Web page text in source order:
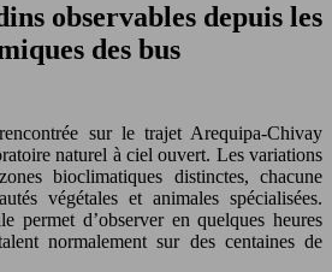
observables depuis les
des bus
sur le trajet Arequipa-Chivay
naturel à ciel ouvert. Les variations
bioclimatiques distinctes, chacune
végétales et animales spécialisées.
permet d’observer en quelques heures
normalement sur des centaines de